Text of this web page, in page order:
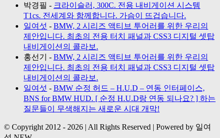
박경필 - 크라이슬러, 300C. 전용 내비게이션 시스템
T1cs. 전세계와 함께합니다. 가슴이 뜨겁습니다.
일여섯 - BMW, 2 시리즈 액티브 투어러를 위한 우리의
제안입니다. 최초의 전용 터치 패널과 CSS3 디지털 셋탑
내비게이션의 콜라보.
홍선기
- BMW, 2 시리즈 액티브 투어러를 위한 우리의
제안입니다. 최초의 전용 터치 패널과 CSS3 디지털 셋탑
내비게이션의 콜라보.
일여섯 - BMW 순정 허드 – H.U.D – 연동 인터페이스,
BNS for BMW HUD. [ 순정 H.U.D랑 연동 되나요? ] 하는
질문들이 무색해지는 새로운 시대 개막!
© Copyright 2012 - 2026 | All Rights Reserved | Powered by 일여